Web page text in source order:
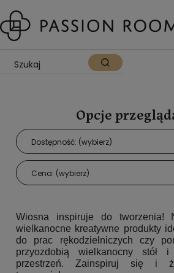
Opcje
Dostępność: (wybierz)
Cena: (wybierz)
Wiosna inspiruje do tworzenia!
wielkanocne kreatywne produkty
do prac rękodzielniczych czy
przyozdobią wielkanocny stół
przestrzeń. Zainspiruj się i